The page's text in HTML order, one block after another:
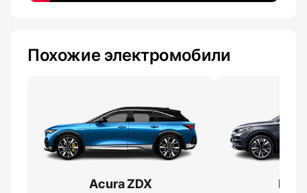
Похожие электромобили
Acura ZDX